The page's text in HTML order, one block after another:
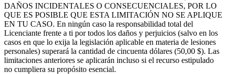
DAÑOS INCIDENTALES O CONSECUENCIALES, POR LO
QUE ES POSIBLE QUE ESTA LIMITACIÓN NO SE APLIQUE
EN TU CASO. En ningún caso la responsabilidad total del
Licenciante frente a ti por todos los daños y perjuicios (salvo en los
casos en que lo exija la legislación aplicable en materia de lesiones
personales) superará la cantidad de cincuenta dólares (50,00 $). Las
limitaciones anteriores se aplicarán incluso si el recurso estipulado
no cumpliera su propósito esencial.